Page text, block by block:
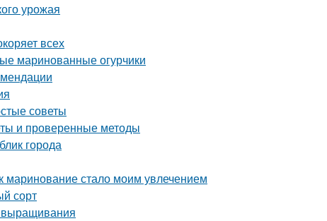
урожая
всех
маринованные огурчики
советы
и проверенные методы
города
маринование стало моим увлечением
сорт
выращивания